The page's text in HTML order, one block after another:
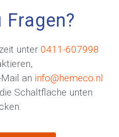
unter 0411-607998
an info@hemeco.nl
Schaltfläche unten